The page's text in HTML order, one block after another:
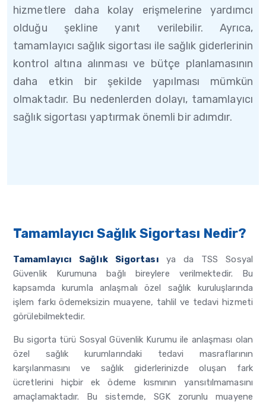
hizmetlere daha kolay erişmelerine yardımcı
olduğu şekline yanıt verilebilir. Ayrıca,
tamamlayıcı sağlık sigortası ile sağlık giderlerinin
kontrol altına alınması ve bütçe planlamasının
daha etkin bir şekilde yapılması mümkün
olmaktadır. Bu nedenlerden dolayı, tamamlayıcı
sağlık sigortası yaptırmak önemli bir adımdır.
Tamamlayıcı Sağlık Sigortası Nedir?
Tamamlayıcı Sağlık Sigortası ya da TSS Sosyal
Güvenlik Kurumuna bağlı bireylere verilmektedir. Bu
kapsamda kurumla anlaşmalı özel sağlık kuruluşlarında
işlem farkı ödemeksizin muayene, tahlil ve tedavi hizmeti
görülebilmektedir.
Bu sigorta türü Sosyal Güvenlik Kurumu ile anlaşması olan
özel sağlık kurumlarındaki tedavi masraflarının
karşılanmasını ve sağlık giderlerinizde oluşan fark
ücretlerini hiçbir ek ödeme kısmının yansıtılmamasını
amaçlamaktadır. Bu sistemde, SGK zorunlu muayene